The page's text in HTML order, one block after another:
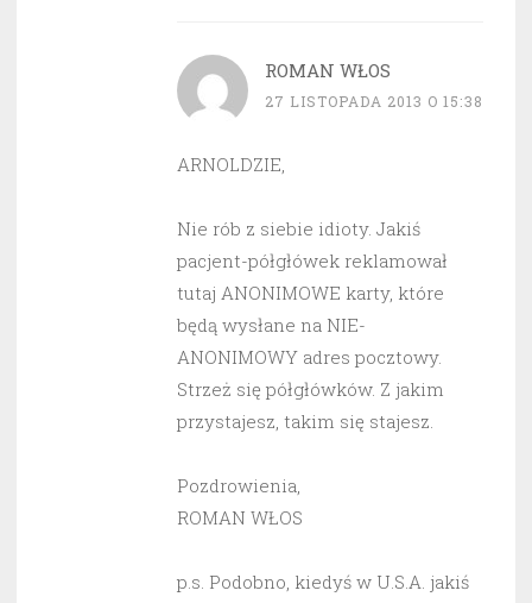
ROMAN WŁOS
27 LISTOPADA 2013 O 15:38
ARNOLDZIE,
Nie rób z siebie idioty. Jakiś
pacjent-półgłówek reklamował
tutaj ANONIMOWE karty, które
będą wysłane na NIE-
ANONIMOWY adres pocztowy.
Strzeż się półgłówków. Z jakim
przystajesz, takim się stajesz.
Pozdrowienia,
ROMAN WŁOS
p.s. Podobno, kiedyś w U.S.A. jakiś